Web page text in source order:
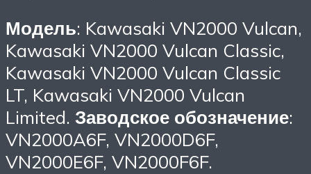
Модель: Kawasaki VN2000 Vulcan,
Kawasaki VN2000 Vulcan Classic,
Kawasaki VN2000 Vulcan Classic
LT, Kawasaki VN2000 Vulcan
Limited. Заводское обозначение:
VN2000A6F, VN2000D6F,
VN2000E6F, VN2000F6F.